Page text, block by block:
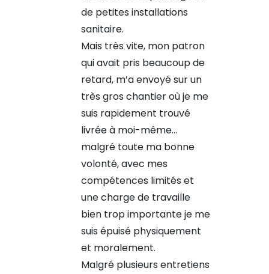
de petites installations
sanitaire.
Mais très vite, mon patron
qui avait pris beaucoup de
retard, m’a envoyé sur un
très gros chantier où je me
suis rapidement trouvé
livrée à moi-même…
malgré toute ma bonne
volonté, avec mes
compétences limités et
une charge de travaille
bien trop importante je me
suis épuisé physiquement
et moralement.
Malgré plusieurs entretiens